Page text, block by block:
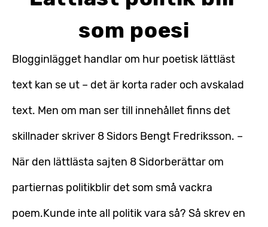
som poesi
Blogginlägget handlar om hur poetisk lättläst
text kan se ut – det är korta rader och avskalad
text. Men om man ser till innehållet finns det
skillnader skriver 8 Sidors Bengt Fredriksson. –
När den lättlästa sajten 8 Sidorberättar om
partiernas politikblir det som små vackra
poem.Kunde inte all politik vara så? Så skrev en